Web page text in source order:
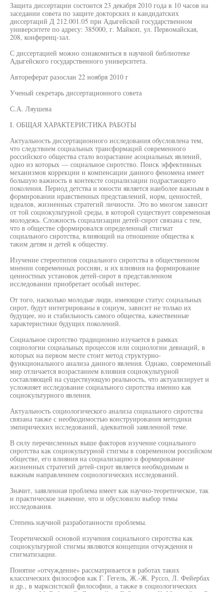
Защита диссертации состоится 23 декабря 2010 года в 10 часов на
заседании совета по защите докторских и кандидатских
диссертаций Д 212.001.05 при Адыгейской государственном
университете по адресу: 385000, г. Майкоп, ул. Первомайская,
208, конференц-зал.
С диссертацией можно ознакомиться в научной библиотеке
Адыгейского государственного университета.
Автореферат разослан 22 ноября 2010 г
Ученый секретарь диссертационного совета
С.А. Ляушева
I. ОБЩАЯ ХАРАКТЕРИСТИКА РАБОТЫ
Актуальность диссертационного исследования обусловлена тем,
что следствием социальных трансформаций современного
российского общества стало возрастание асоциальных явлений,
одно из которых — социальное сиротство. Поиск эффективных
механизмов коррекции и компенсации данного феномена имеет
большую важность в контексте социализации подрастающего
поколения. Период детства и юности является наиболее важным в
формировании нравственных представлений, норм, ценностей,
идеалов, жизненных стратегий личности. Это во многом зависит
от той социокультурной среды, в которой существует современная
молодежь. Сложность социализации детей-сирот связана с тем,
что в обществе сформировался определенный стигмат
социального сиротства, влияющий на отношение общества к
таким детям и детей к обществу.
Изучение стереотипов социального сиротства в общественном
мнении современных россиян, и их влияния на формирование
ценностных установок детей-сирот в представленном
исследовании приобретает особый интерес.
От того, насколько молодые люди, имеющие статус социальных
сирот, будут интегрированы в социум, зависит не только их
будущее, но и стабильность самого общества, качественные
характеристики будущих поколений.
Социальное сиротство традиционно изучается в рамках
социологии социальных процессов или социологии девиаций, в
которых на первом месте стоит метод структурно-
функционального анализа данного явления. Однако, современный
мир отличается возрастанием влияния социокультурной
составляющей на существующую реальность, что актуализирует и
усложняет исследование социального сиротства именно как
социокультурного явления.
Актуальность социологического анализа социального сиротства
связана также с необходимостью конструирования методики
эмпирических исследований, адекватной заявленной теме.
В силу перечисленных выше факторов изучение социального
сиротства как социокультурной стигмы в современном российском
обществе, его влияния на социализацию и формирование
жизненных стратегий детей-сирот является необходимым и
важным направлением социологических исследований.
Значит, заявленная проблема имеет как научно-теоретическое, так
и практическое значение, что и обусловило выбор темы
исследования.
Степень научной разработанности проблемы.
Теоретической основой изучения социального сиротства как
социокультурной стигмы являются концепции отчуждения и
стигматизации.
Понятие «отчуждение» рассматривается в работах таких
классических философов как Г. Гегель, Ж.-Ж. Руссо, Л. Фейербах
и др., в марксистской философии, а также в социологических